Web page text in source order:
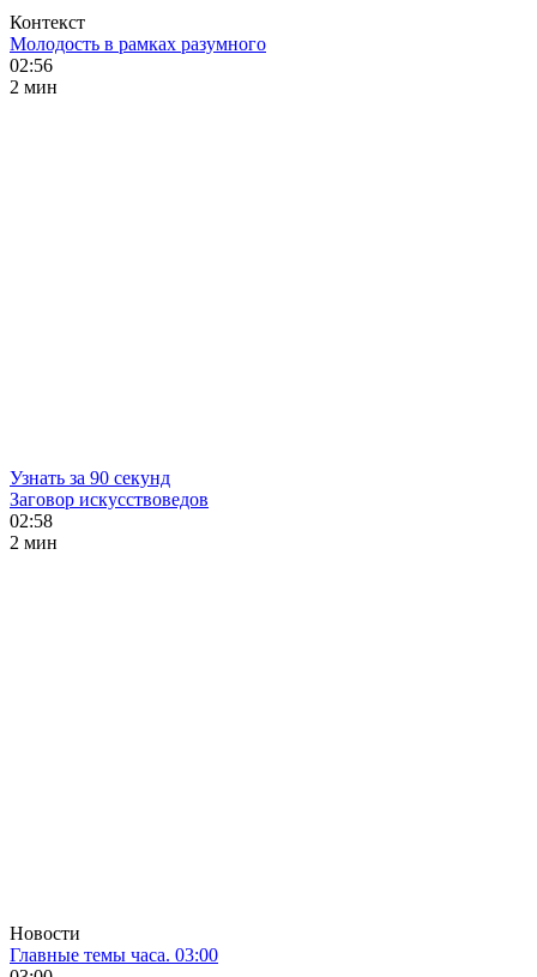
Контекст
Молодость в рамках разумного
02:56
2 мин
Узнать за 90 секунд
Заговор искусствоведов
02:58
2 мин
Новости
Главные темы часа. 03:00